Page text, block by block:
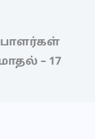
– 17